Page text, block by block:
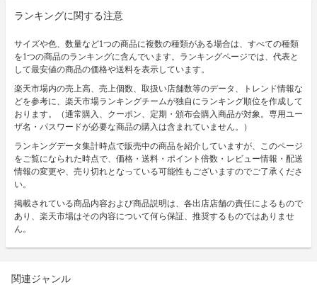
ランキングに関する注意
サイズや色、数量など1つの商品に複数の種類がある場合は、すべての種類
を1つの商品のランキングに含んでいます。ランキングページでは、代表と
して最安値の商品の価格や送料を表示しています。
楽天市場内の売上高、売上個数、取扱い店舗数等のデータ、トレンド情報な
どを参考に、楽天市場ランキングチームが独自にランキング順位を作成して
おります。（通常購入、クーポン、定期・頒布会購入商品が対象。専用ユー
ザ名・パスワードが必要な商品の購入は含まれていません。）
ランキングデータ集計時点で販売中の商品を紹介していますが、このページ
をご覧になられた時点で、価格・送料・ポイント倍数・レビュー情報・配送
情報の変更や、売り切れとなっている可能性もございますのでご了承くださ
い。
掲載されている商品内容および商品説明は、各出店店舗の責任によるもので
あり、楽天市場はその内容について何ら保証、推奨するものではありませ
ん。
関連ジャンル